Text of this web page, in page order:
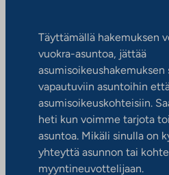
Täyttämällä hakemuksen
vuokra-asuntoa, jättää
asumisoikeushakemuksen
vapautuviin asuntoihin
asumisoikeuskohteisiin.
heti kun voimme tarjota
asuntoa. Mikäli sinulla on
yhteyttä asunnon tai
myyntineuvottelijaan.